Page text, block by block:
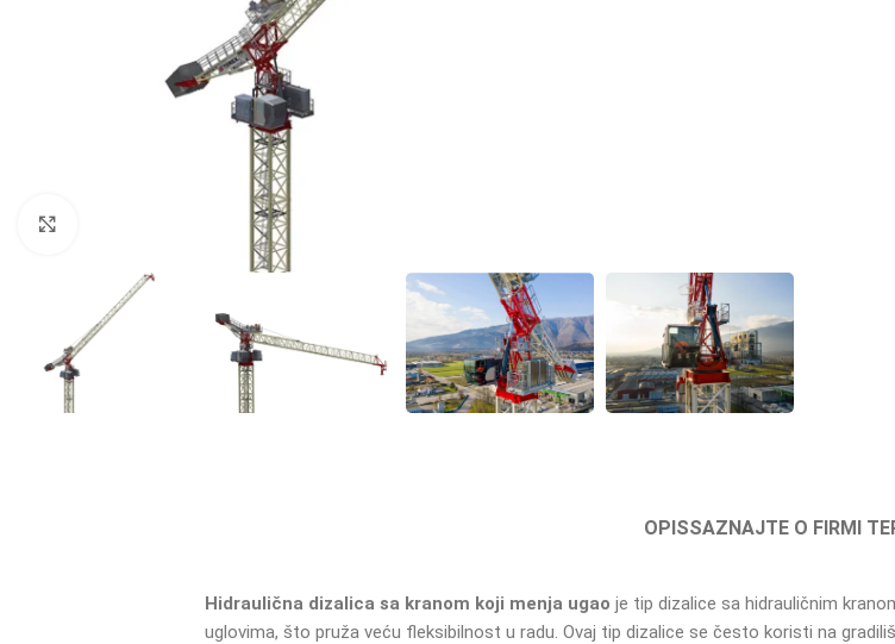
OPISSAZNAJTE O FIRMI
Hidraulična dizalica sa kranom koji menja ugao je tip dizalice sa hidrauličnim
uglovima, što pruža veću fleksibilnost u radu. Ovaj tip dizalice se često koristi na